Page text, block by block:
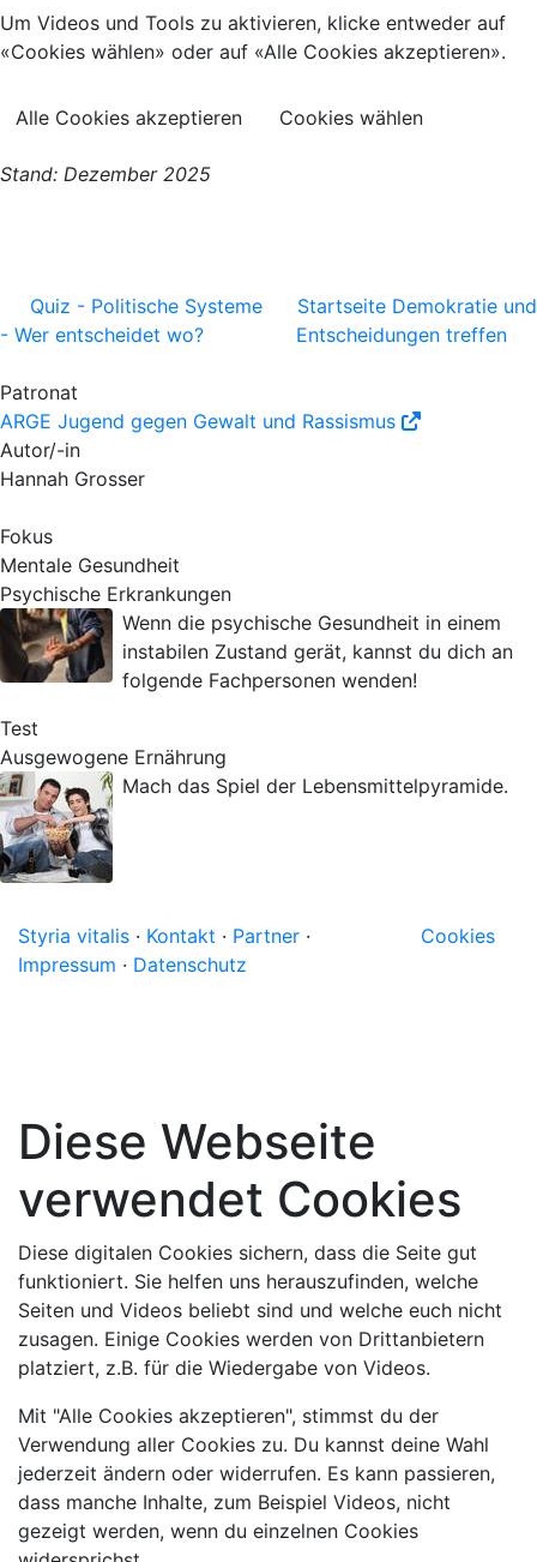
Um Videos und Tools zu aktivieren, klicke entweder auf
«Cookies wählen» oder auf «Alle Cookies akzeptieren».
Alle Cookies akzeptieren Cookies wählen
Stand: Dezember 2025
Quiz - Politische Systeme
- Wer entscheidet wo?
Startseite Demokratie und
Entscheidungen treffen
Patronat
ARGE Jugend gegen Gewalt und Rassismus
Autor/-in
Hannah Grosser
Fokus
Mentale Gesundheit
Psychische Erkrankungen
Wenn die psychische Gesundheit in einem
instabilen Zustand gerät, kannst du dich an
folgende Fachpersonen wenden!
Test
Ausgewogene Ernährung
Mach das Spiel der Lebensmittelpyramide.
Styria vitalis · Kontakt · Partner ·
Impressum · Datenschutz
Cookies
Diese Webseite
verwendet Cookies
Diese digitalen Cookies sichern, dass die Seite gut
funktioniert. Sie helfen uns herauszufinden, welche
Seiten und Videos beliebt sind und welche euch nicht
zusagen. Einige Cookies werden von Drittanbietern
platziert, z.B. für die Wiedergabe von Videos.
Mit "Alle Cookies akzeptieren", stimmst du der
Verwendung aller Cookies zu. Du kannst deine Wahl
jederzeit ändern oder widerrufen. Es kann passieren,
dass manche Inhalte, zum Beispiel Videos, nicht
gezeigt werden, wenn du einzelnen Cookies